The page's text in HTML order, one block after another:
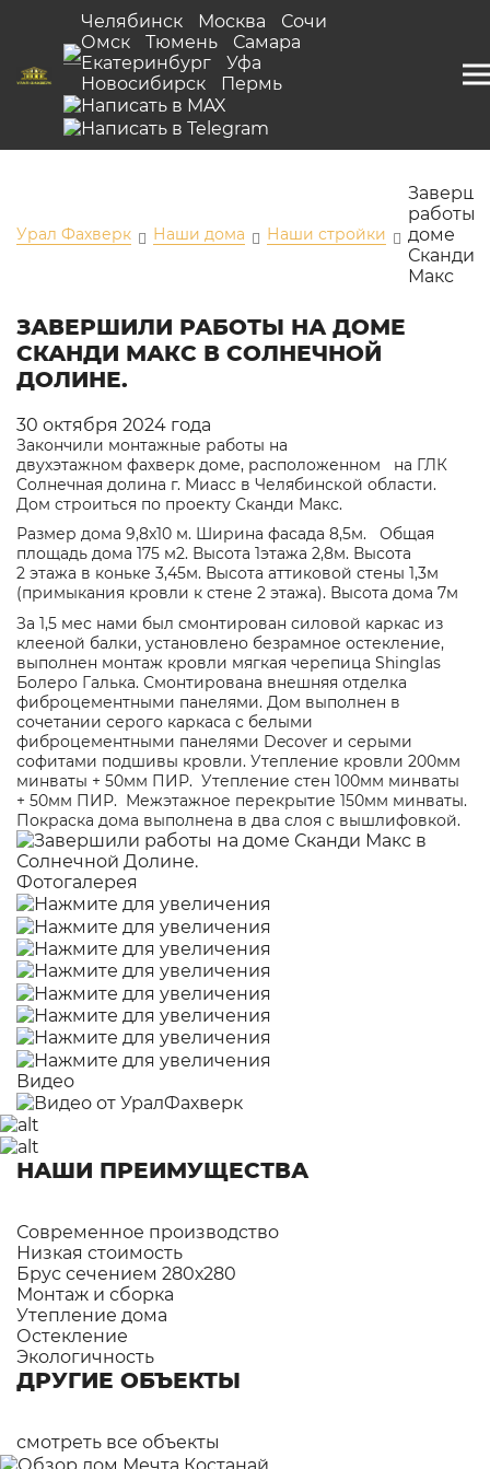
Челябинск Москва
Сочи
Омск
Тюмень
Самара
Екатеринбург
Уфа
Новосибирск
Пермь
Урал Фахверк Наши дома Наши стройки
работы
доме
Сканди
Макс
ЗАВЕРШИЛИ РАБОТЫ НА ДОМЕ
СКАНДИ МАКС В СОЛНЕЧНОЙ
ДОЛИНЕ.
30 октября 2024 года
Закончили монтажные работы на
двухэтажном фахверк доме, расположенном на ГЛК
Солнечная долина г. Миасс в Челябинской области.
Дом строиться по проекту Сканди Макс.
Размер дома 9,8х10 м. Ширина фасада 8,5м. Общая
площадь дома 175 м2. Высота 1этажа 2,8м. Высота
2 этажа в коньке 3,45м. Высота аттиковой стены 1,3м
(примыкания кровли к стене 2 этажа). Высота дома 7м
За 1,5 мес нами был смонтирован силовой каркас из
клееной балки, установлено безрамное остекление,
выполнен монтаж кровли мягкая черепица Shinglas
Болеро Галька. Смонтирована внешняя отделка
фиброцементными панелями. Дом выполнен в
сочетании серого каркаса с белыми
фиброцементными панелями Decover и серыми
софитами подшивы кровли. Утепление кровли 200мм
минваты + 50мм ПИР. Утепление стен 100мм минваты
+ 50мм ПИР. Межэтажное перекрытие 150мм минваты.
Покраска дома выполнена в два слоя с вышлифовкой.
Фотогалерея
Видео
НАШИ ПРЕИМУЩЕСТВА
Современное производство
Низкая стоимость
Брус сечением 280х280
Монтаж и сборка
Утепление дома
Остекление
Экологичность
ДРУГИЕ ОБЪЕКТЫ
смотреть все объекты